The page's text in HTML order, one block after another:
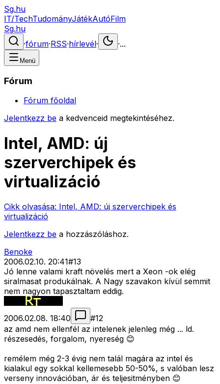
Sg.hu
IT/TechTudományJátékAutóFilm
Sg.hu
·fórum·RSS·hírlevél· ·...
Menü
Fórum
Fórum főoldal
Jelentkezz be a kedvenceid megtekintéséhez.
Intel, AMD: új
szerverchipek és
virtualizáció
Cikk olvasása: Intel, AMD: új szerverchipek és
virtualizáció
Jelentkezz be a hozzászóláshoz.
Benoke
2006.02.10. 20:41#13
Jó lenne valami kraft növelés mert a Xeon -ok elég
siralmasat produkálnak. A Nagy szavakon kívül semmit
nem nagyon tapasztaltam eddig.
2006.02.08. 18:40 #12
az amd nem ellenfél az intelenek jelenleg még ... ld.
részesedés, forgalom, nyereség 😊
remélem még 2-3 évig nem talál magára az intel és
kialakul egy sokkal kellemesebb 50-50%, s valóban lesz
verseny innovációban, ár és teljesitményben 😊